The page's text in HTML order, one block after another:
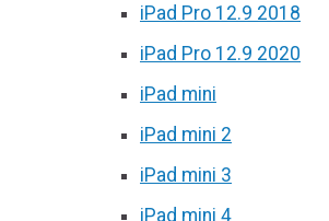
iPad Pro 12.9 2018
iPad Pro 12.9 2020
iPad mini
iPad mini 2
iPad mini 3
iPad mini 4